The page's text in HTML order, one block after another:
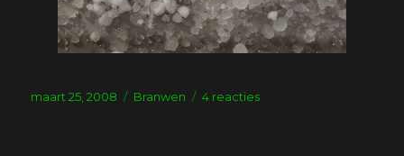
Geplaatst
maart 25, 2008 Tags
Branwen 4 reactiesop